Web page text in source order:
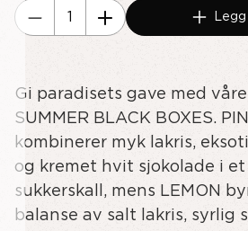
Nåværende
lager:
undefined
Øk
BLACK
BOX
-
SUMMER
SMALL
Gi paradisets gave med
SUMMER BLACK BOXES.
kombinerer myk lakris,
og kremet hvit sjokolade i
sukkerskall, mens LEMON
balanse av salt lakris, syrlig